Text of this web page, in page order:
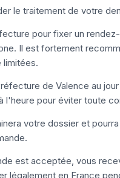
le traitement de votre
pour fixer un
Il est fortement
limitées.
de Valence au
l'heure pour éviter toute
votre dossier et
est acceptée, vous
légalement en France